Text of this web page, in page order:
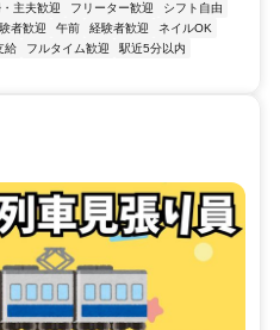
主夫歓迎 フリーター歓迎
シフト自由
者歓迎 午前 経験者歓迎
ネイルOK
給 フルタイム歓迎
駅近5分以内